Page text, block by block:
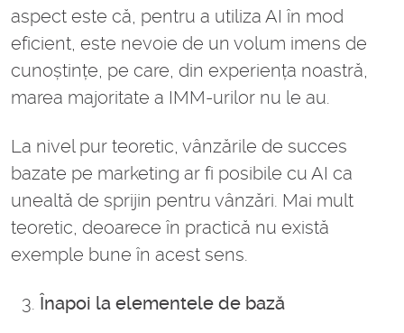
aspect este că, pentru a utiliza AI în mod
eficient, este nevoie de un volum imens de
cunoștințe, pe care, din experiența noastră,
marea majoritate a IMM-urilor nu le au.
La nivel pur teoretic, vânzările de succes
bazate pe marketing ar fi posibile cu AI ca
unealtă de sprijin pentru vânzări. Mai mult
teoretic, deoarece în practică nu există
exemple bune în acest sens.
Înapoi la elementele de bază